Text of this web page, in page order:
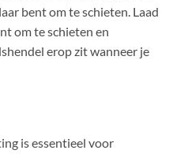
bent om te schieten. Laad
om te schieten en
erop zit wanneer je
is essentieel voor